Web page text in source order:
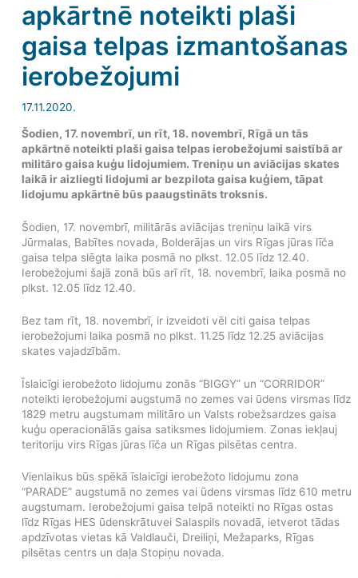
apkārtnē noteikti plaši
gaisa telpas izmantošanas
ierobežojumi
17.11.2020.
Šodien, 17. novembrī, un rīt, 18. novembrī, Rīgā un tās
apkārtnē noteikti plaši gaisa telpas ierobežojumi saistībā ar
militāro gaisa kuģu lidojumiem. Treniņu un aviācijas skates
laikā ir aizliegti lidojumi ar bezpilota gaisa kuģiem, tāpat
lidojumu apkārtnē būs paaugstināts troksnis.
Šodien, 17. novembrī, militārās aviācijas treniņu laikā virs
Jūrmalas, Babītes novada, Bolderājas un virs Rīgas jūras līča
gaisa telpa slēgta laika posmā no plkst. 12.05 līdz 12.40.
Ierobežojumi šajā zonā būs arī rīt, 18. novembrī, laika posmā no
plkst. 12.05 līdz 12.40.
Bez tam rīt, 18. novembrī, ir izveidoti vēl citi gaisa telpas
ierobežojumi laika posmā no plkst. 11.25 līdz 12.25 aviācijas
skates vajadzībām.
Īslaicīgi ierobežoto lidojumu zonās “BIGGY” un “CORRIDOR”
noteikti ierobežojumi augstumā no zemes vai ūdens virsmas līdz
1829 metru augstumam militāro un Valsts robežsardzes gaisa
kuģu operacionālās gaisa satiksmes lidojumiem. Zonas iekļauj
teritoriju virs Rīgas jūras līča un Rīgas pilsētas centra.
Vienlaikus būs spēkā īslaicīgi ierobežoto lidojumu zona
“PARADE” augstumā no zemes vai ūdens virsmas līdz 610 metru
augstumam. Ierobežojumi gaisa telpā noteikti no Rīgas ostas
līdz Rīgas HES ūdenskrātuvei Salaspils novadā, ietverot tādas
apdzīvotas vietas kā Valdlauči, Dreiliņi, Mežaparks, Rīgas
pilsētas centrs un daļa Stopiņu novada.